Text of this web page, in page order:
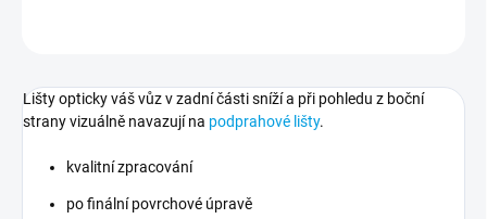
Lišty opticky váš vůz v zadní části sníží a při pohledu z boční
strany vizuálně navazují na podprahové lišty.
kvalitní zpracování
po finální povrchové úpravě